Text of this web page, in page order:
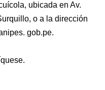
ubicada en Av.
o a la dirección
gob.pe.